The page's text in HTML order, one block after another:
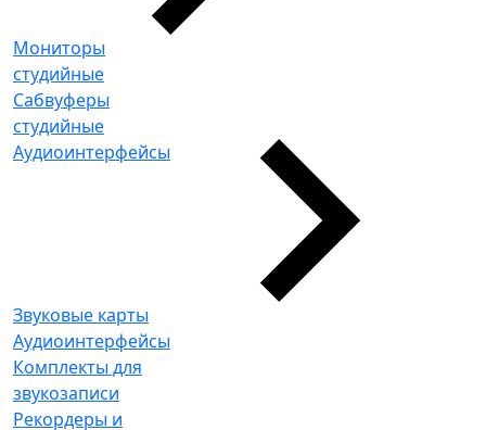
Мониторы
студийные
Сабвуферы
студийные
Аудиоинтерфейсы
Звуковые карты
Аудиоинтерфейсы
Комплекты для
звукозаписи
Рекордеры и